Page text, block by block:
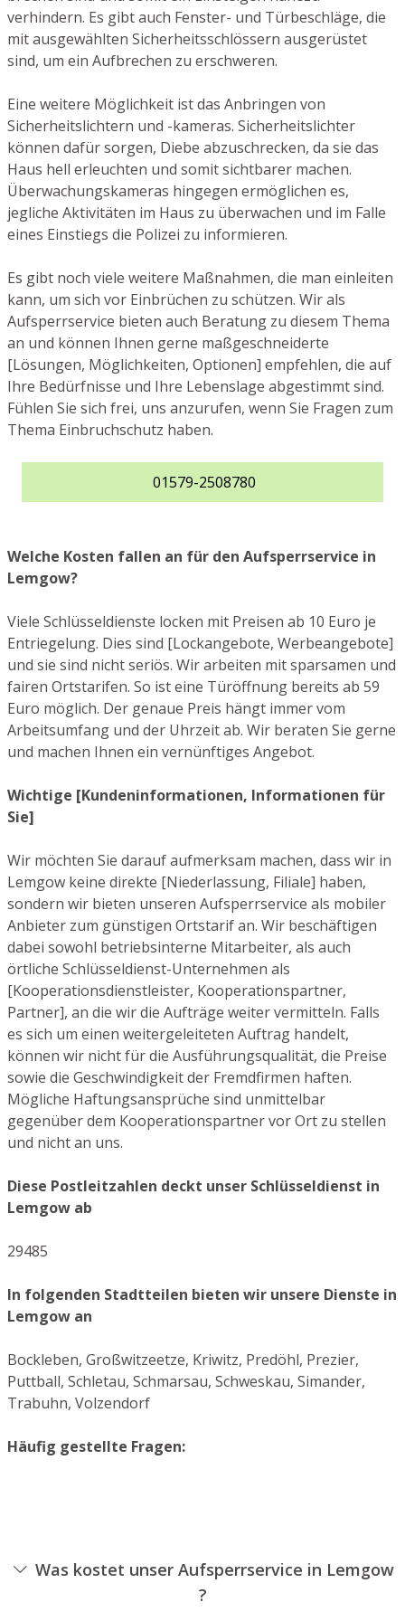
verhindern. Es gibt auch Fenster- und Türbeschläge, die
mit ausgewählten Sicherheitsschlössern ausgerüstet
sind, um ein Aufbrechen zu erschweren.
Eine weitere Möglichkeit ist das Anbringen von
Sicherheitslichtern und -kameras. Sicherheitslichter
können dafür sorgen, Diebe abzuschrecken, da sie das
Haus hell erleuchten und somit sichtbarer machen.
Überwachungskameras hingegen ermöglichen es,
jegliche Aktivitäten im Haus zu überwachen und im Falle
eines Einstiegs die Polizei zu informieren.
Es gibt noch viele weitere Maßnahmen, die man einleiten
kann, um sich vor Einbrüchen zu schützen. Wir als
Aufsperrservice bieten auch Beratung zu diesem Thema
an und können Ihnen gerne maßgeschneiderte
[Lösungen, Möglichkeiten, Optionen] empfehlen, die auf
Ihre Bedürfnisse und Ihre Lebenslage abgestimmt sind.
Fühlen Sie sich frei, uns anzurufen, wenn Sie Fragen zum
Thema Einbruchschutz haben.
01579-2508780
Welche Kosten fallen an für den Aufsperrservice in
Lemgow?
Viele Schlüsseldienste locken mit Preisen ab 10 Euro je
Entriegelung. Dies sind [Lockangebote, Werbeangebote]
und sie sind nicht seriös. Wir arbeiten mit sparsamen und
fairen Ortstarifen. So ist eine Türöffnung bereits ab 59
Euro möglich. Der genaue Preis hängt immer vom
Arbeitsumfang und der Uhrzeit ab. Wir beraten Sie gerne
und machen Ihnen ein vernünftiges Angebot.
Wichtige [Kundeninformationen, Informationen für
Sie]
Wir möchten Sie darauf aufmerksam machen, dass wir in
Lemgow keine direkte [Niederlassung, Filiale] haben,
sondern wir bieten unseren Aufsperrservice als mobiler
Anbieter zum günstigen Ortstarif an. Wir beschäftigen
dabei sowohl betriebsinterne Mitarbeiter, als auch
örtliche Schlüsseldienst-Unternehmen als
[Kooperationsdienstleister, Kooperationspartner,
Partner], an die wir die Aufträge weiter vermitteln. Falls
es sich um einen weitergeleiteten Auftrag handelt,
können wir nicht für die Ausführungsqualität, die Preise
sowie die Geschwindigkeit der Fremdfirmen haften.
Mögliche Haftungsansprüche sind unmittelbar
gegenüber dem Kooperationspartner vor Ort zu stellen
und nicht an uns.
Diese Postleitzahlen deckt unser Schlüsseldienst in
Lemgow ab
29485
In folgenden Stadtteilen bieten wir unsere Dienste in
Lemgow an
Bockleben, Großwitzeetze, Kriwitz, Predöhl, Prezier,
Puttball, Schletau, Schmarsau, Schweskau, Simander,
Trabuhn, Volzendorf
Häufig gestellte Fragen:
Was kostet unser Aufsperrservice in Lemgow
?